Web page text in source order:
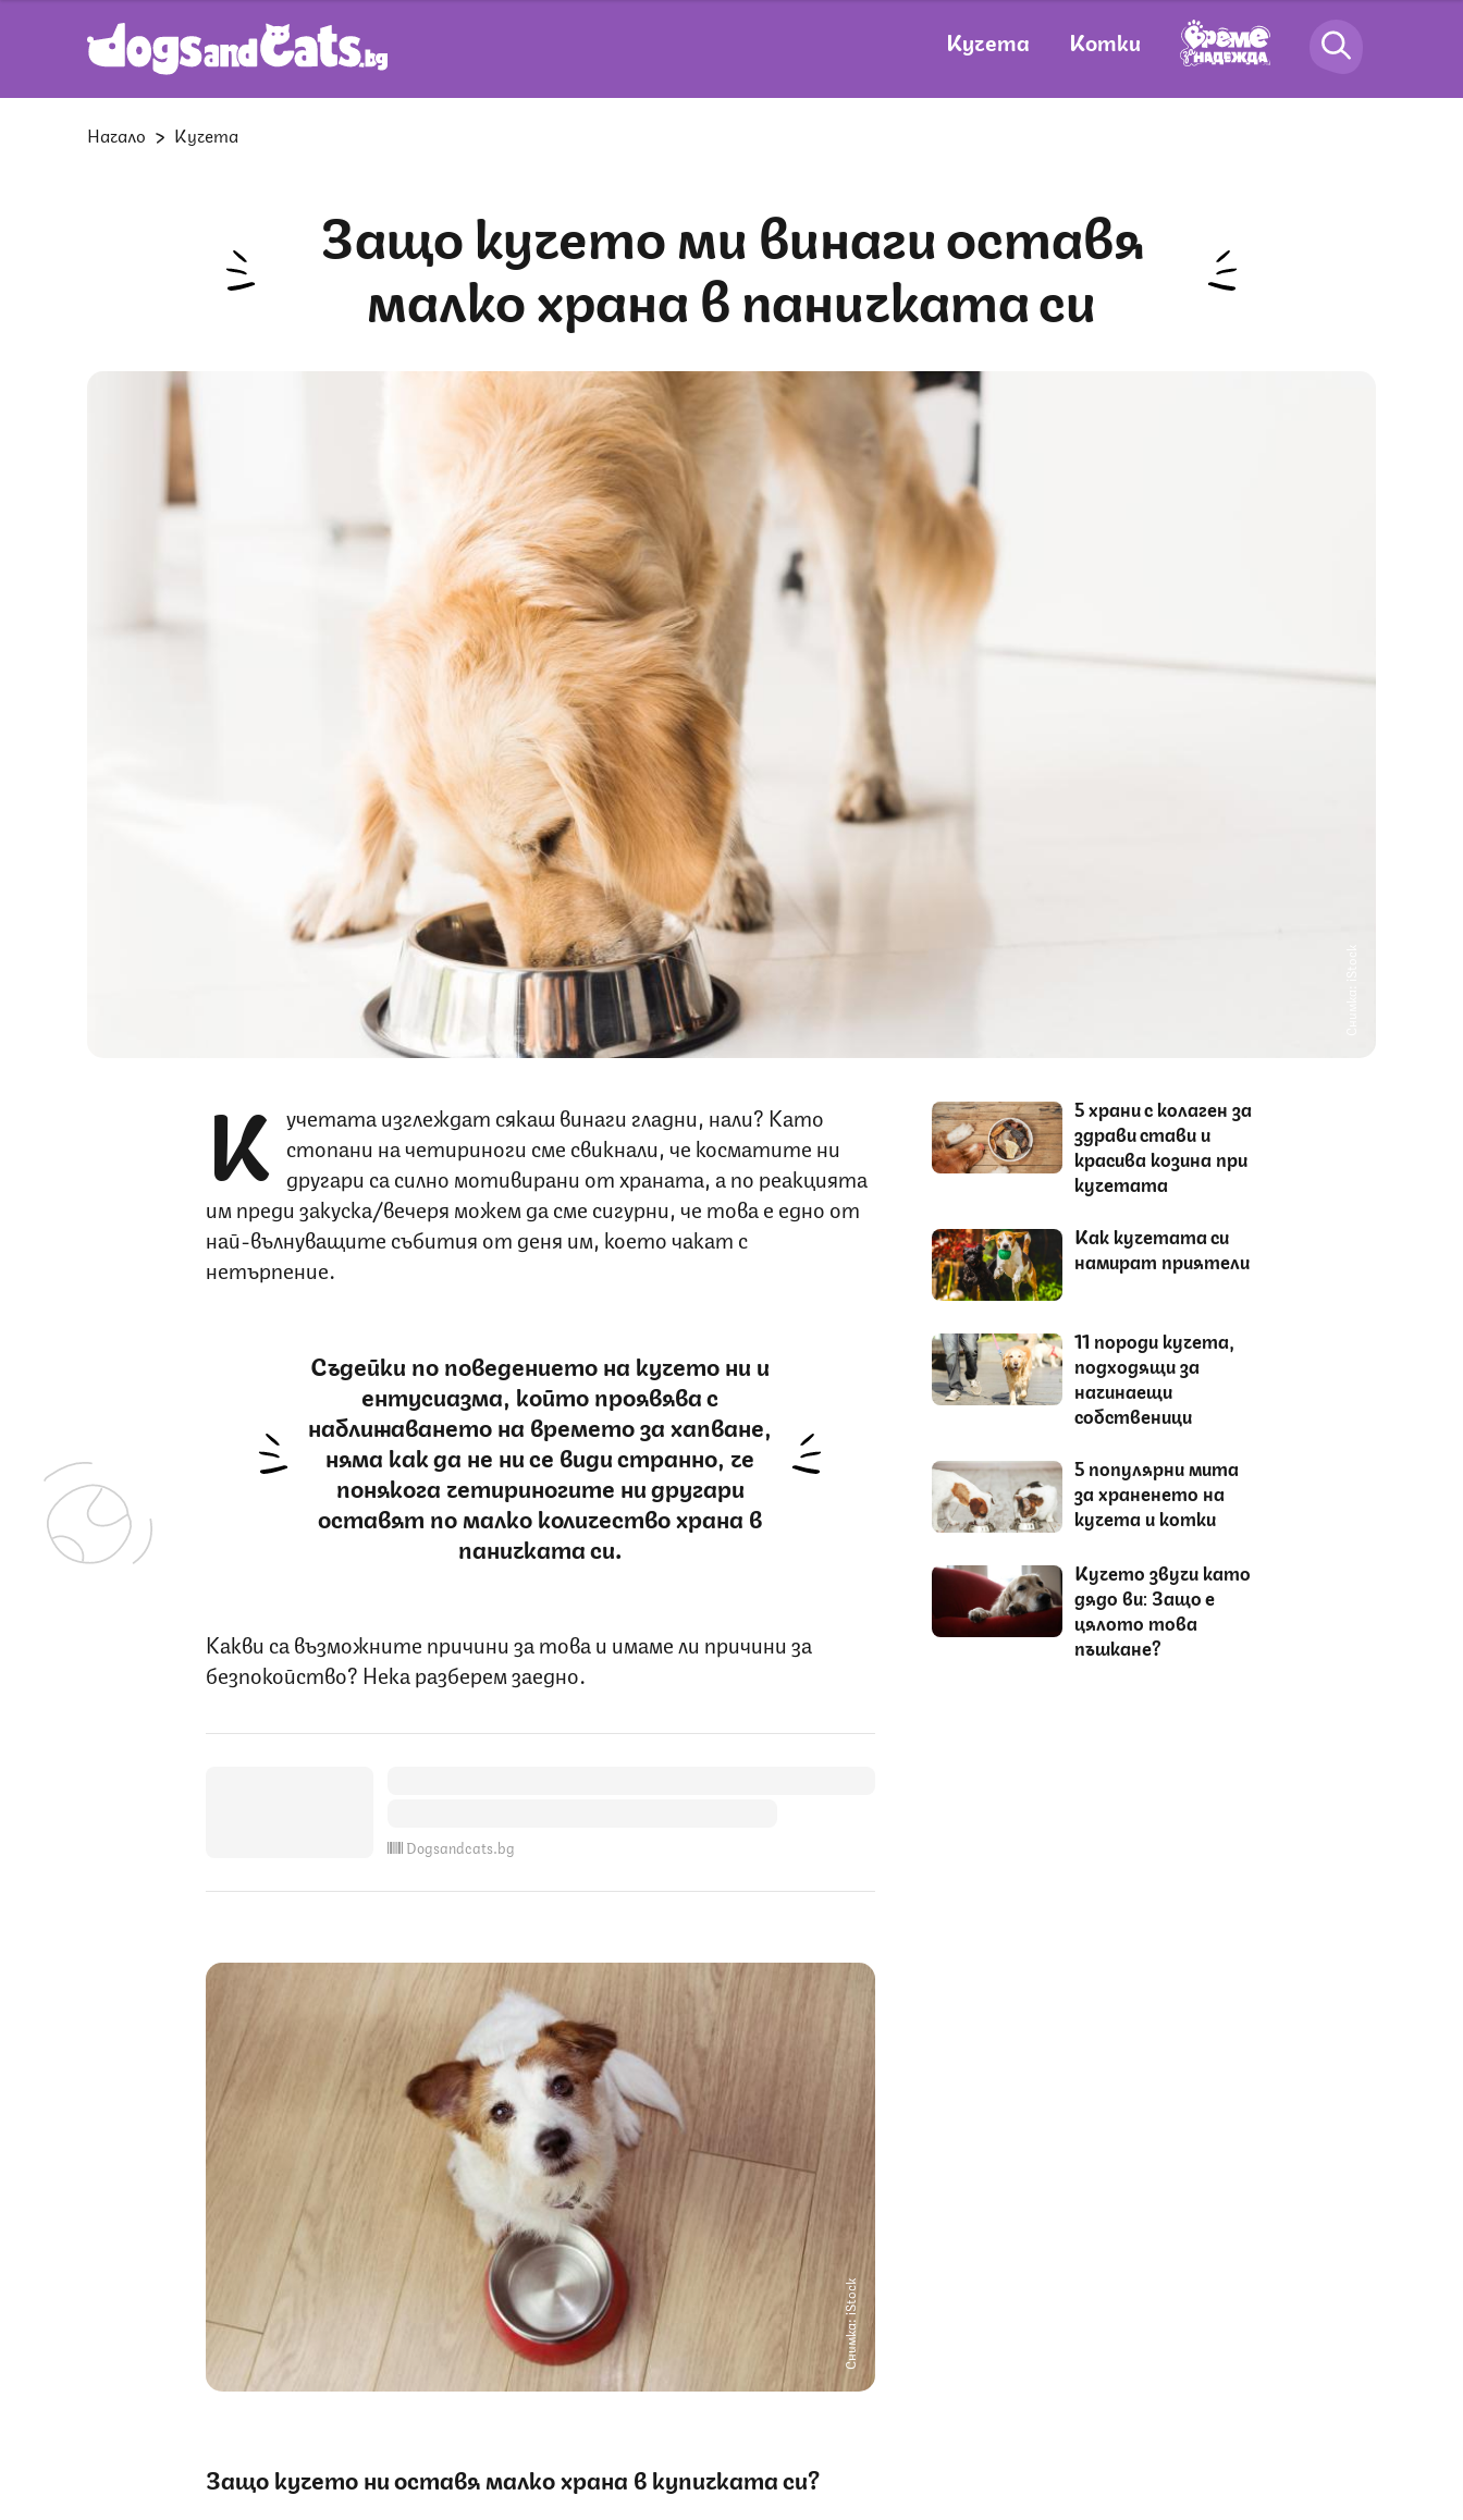
Кучета Котки
Начало Кучета
Защо кучето ми винаги оставя
малко храна в паничката си
К учетата изглеждат сякаш винаги гладни, нали? Като
стопани на четириноги сме свикнали, че косматите ни
другари са силно мотивирани от храната, а по реакцията
им преди закуска/вечеря можем да сме сигурни, че това е едно от
най-вълнуващите събития от деня им, което чакат с
нетърпение.
Съдейки по поведението на кучето ни и
ентусиазма, който проявява с
наближаването на времето за хапване,
няма как да не ни се види странно, че
понякога четириногите ни другари
оставят по малко количество храна в
паничката си.
Какви са възможните причини за това и имаме ли причини за
безпокойство? Нека разберем заедно.
Dogsandcats.bg
Снимка: iStock
Защо кучето ни оставя малко храна в купичката си?
5 храни с колаген за
здрави стави и
красива козина при
кучетата
Как кучетата си
намират приятели
11 породи кучета,
подходящи за
начинаещи
собственици
5 популярни мита
за храненето на
кучета и котки
Кучето звучи като
дядо ви: Защо е
цялото това
пъшкане?